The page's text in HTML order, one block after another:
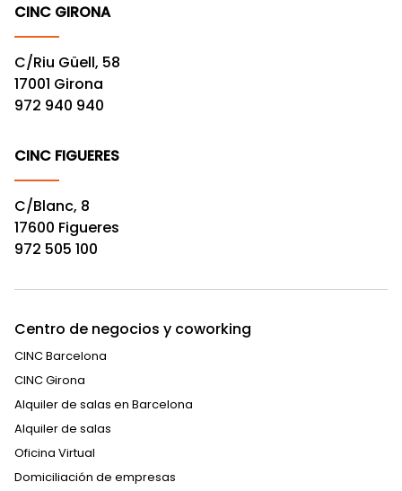
CINC GIRONA
C/Riu Güell, 58
17001 Girona
972 940 940
CINC FIGUERES
C/Blanc, 8
17600 Figueres
972 505 100
Centro de negocios y coworking
CINC Barcelona
CINC Girona
Alquiler de salas en Barcelona
Alquiler de salas
Oficina Virtual
Domiciliación de empresas